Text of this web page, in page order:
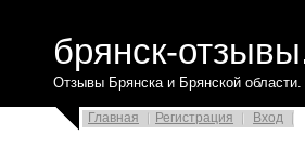
брянск-
Отзывы Брянска и Брянской
Главная Регистрация Вход